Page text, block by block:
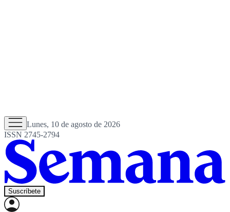
Lunes, 10 de agosto de 2026
ISSN 2745-2794
Suscríbete